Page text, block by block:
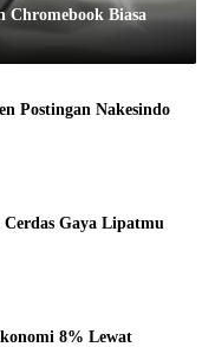
Chromebook Biasa
Postingan Nakesindo
Gaya Lipatmu
8% Lewat